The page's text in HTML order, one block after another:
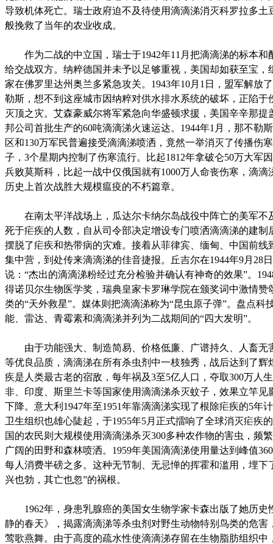
导致机体死亡。瑞士政府迫不及待使用滴滴涕消灭科罗拉多土
般挽救了当年的农业收成。
作为二战的中立国，瑞士于1942年11月把滴滴涕的标本和
给交战双方。纳粹德国并未予以足够重视，美国却如获至宝，
家在佛罗里达州奥兰多紧急攻关。1943年10月1日，盟军解放
勒斯，想不到这座城市因纳粹对供水排水系统的破坏，正陷于
灭顶之灾。艾森豪威尔将军紧急向华盛顿求援，美国辛辛那提
邦公司首批生产的60吨滴滴涕火速运达。1944年1月，那不勒
区和130万军民普遍接受滴滴涕喷洒，竟然一举消灭了传播伤
子，3个星期内控制了伤寒流行。比起1812年拿破仑50万大军
兵败莫斯科，比起一战中仅俄国就有1000万人命丧伤寒，滴滴
历史上首次战胜大规模瘟疫的不朽篇章。
在南太平洋战场上，瓜达尔卡纳尔岛战役中阵亡的美军不
死于疟疾的人数，自从司令部决定增设专门喷洒滴滴涕的建制
摆脱了疟疾和热带病的灾难。接着从菲律宾、缅甸、中国前线
集中营，到处传来滴滴涕的佳音捷报。丘吉尔在1944年9月28
说：“杰出的滴滴涕粉经过充分检验并确认有神奇的效果”。
得诺贝尔生物医学奖，瑞典皇家卡罗琳学院在颁奖词中激情赞
类的“天外救星”。媒体则把滴滴涕称为“昆虫原子弹”。盘点科
能、雷达、青霉素和滴滴涕并列为二战期间的“四大发明”。
由于功能强大、制造简易、价格低廉、广谱持久、人畜无
等优良品质，滴滴涕在所有杀虫剂中一枝独秀，战后达到了辉
疾是人类最古老的宿敌，每年祸及3至5亿人口，夺取300万人
非、印度、斯里兰卡等国家使用滴滴涕杀灭蚊子，效果立竿见
下降。意大利1947年至1951年靠滴滴涕实现了根除疟疾的5年
卫生组织也雄心陡起，于1955年5月正式擂响了全球消灭疟疾
国的农民则大规模使用滴滴涕杀灭300多种农作物的害虫，频
广阔的田野和森林喷洒。1959年美国滴滴涕使用量达到峰值
每人消费半磅之多。这种无节制、无忌惮的挥霍和滥用，埋下
兴也勃，其亡也忽”的祸根。
1962年，身患乳腺癌的美国女生物学家卡森出版了她历史
静的春天》，揭露滴滴涕等杀虫剂对野生动物特别鸟类的危害
莺歌燕舞。由于高度的疏水性使滴滴涕存留在生物脂肪组织中